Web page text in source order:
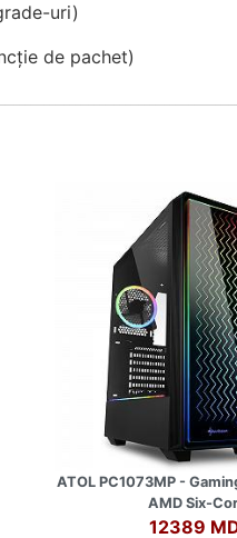
uri)
de pachet)
ATOL PC1073MP -
AMD Six-
12389